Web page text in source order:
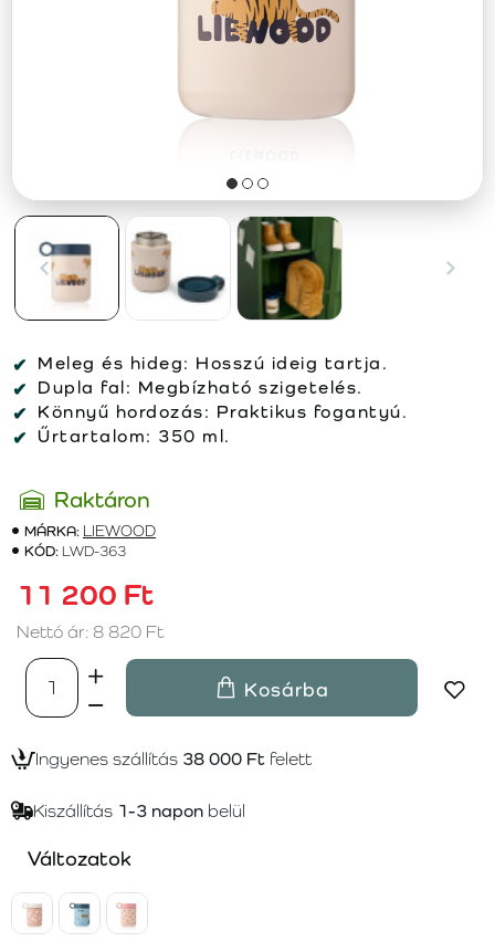
Meleg és hideg: Hosszú ideig tartja.
Dupla fal: Megbízható szigetelés.
Könnyű hordozás: Praktikus fogantyú.
Űrtartalom: 350 ml.
Raktáron
MÁRKA: LIEWOOD
KÓD: LWD-363
11 200 Ft
Nettó ár: 8 820 Ft
Kosárba
Ingyenes szállítás 38 000 Ft felett
Kiszállítás 1-3 napon belül
Változatok